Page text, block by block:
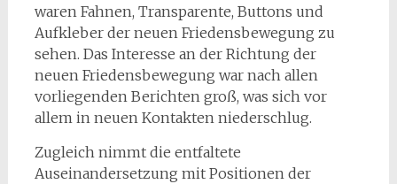
waren Fahnen, Transparente, Buttons und
Aufkleber der neuen Friedensbewegung zu
sehen. Das Interesse an der Richtung der
neuen Friedensbewegung war nach allen
vorliegenden Berichten groß, was sich vor
allem in neuen Kontakten niederschlug.
Zugleich nimmt die entfaltete
Auseinandersetzung mit Positionen der